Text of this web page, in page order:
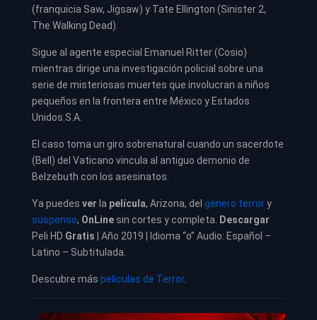
(franquicia Saw, Jigsaw) y Tate Ellington (Sinister 2,
The Walking Dead).
Sigue al agente especial Emanuel Ritter (Cosio)
mientras dirige una investigación policial sobre una
serie de misteriosas muertes que involucran a niños
pequeños en la frontera entre México y Estados
Unidos.S.A.
El caso toma un giro sobrenatural cuando un sacerdote
(Bell) del Vaticano vincula al antiguo demonio de
Belzebuth con los asesinatos.
Ya puedes ver la película, Arizona, del género terrory
suspenso, OnLine sin cortes y completa. Descargar
Peli HD Gratis | Año 2019 | Idioma “o” Audio: Español –
Latino – Subtitulada.
Descubre más películas de Terror.